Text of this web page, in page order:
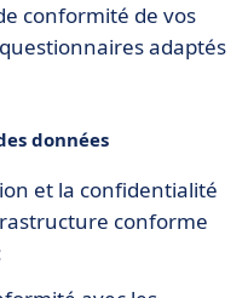
conformité de vos
adaptés
données
et la confidentialité
conforme